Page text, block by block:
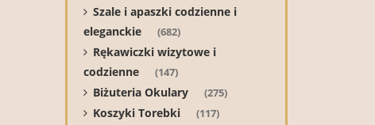
Szale i apaszki codzienne i
eleganckie
(682)
Rękawiczki wizytowe i
codzienne
(147)
Biżuteria Okulary (275)
Koszyki Torebki (117)